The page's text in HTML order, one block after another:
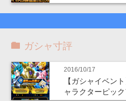
ガシャ寸評
2016/10/17
【ガシャイベン
ャラクターピック